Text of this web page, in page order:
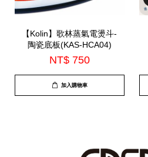
【Kolin】歌林蒸氣電燙斗-
陶瓷底板(KAS-HCA04)
NT$ 750
加入購物車